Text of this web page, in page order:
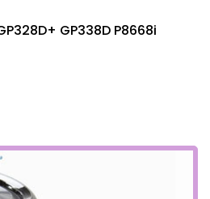
GP338D P8668i